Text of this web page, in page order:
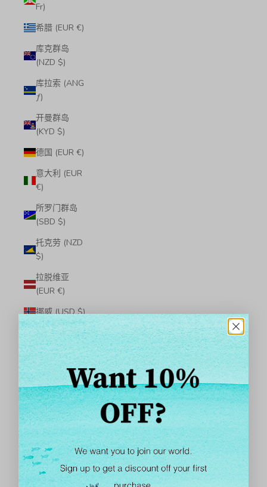
Fr)
希腊 (EUR €)
库克群岛
(NZD $)
库拉索 (ANG
ƒ)
开曼群岛
(KYD $)
德国 (EUR €)
意大利 (EUR
€)
所罗门群岛
(SBD $)
托克劳 (NZD
$)
拉脱维亚
(EUR €)
挪威 (USD $)
捷克 (CZK Kč)
摩尔多瓦
(MDL L)
摩洛哥 (MAD
د.م.)
摩纳哥 (EUR
€)
文莱 (BND $)
斐济 (FJD $)